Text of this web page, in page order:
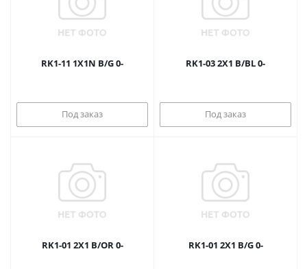
RK1-11 1X1N B/G 0-
Под заказ
RK1-03 2X1 B/BL 0-
Под заказ
RK1-01 2X1 B/OR 0- RK1-01 2X1 B/G 0-